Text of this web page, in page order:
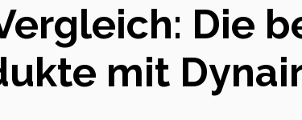
Die
mit